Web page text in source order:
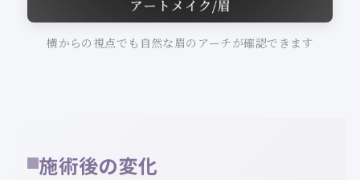
横からの視点でも自然な眉のアーチが確認できます
施術後の変化